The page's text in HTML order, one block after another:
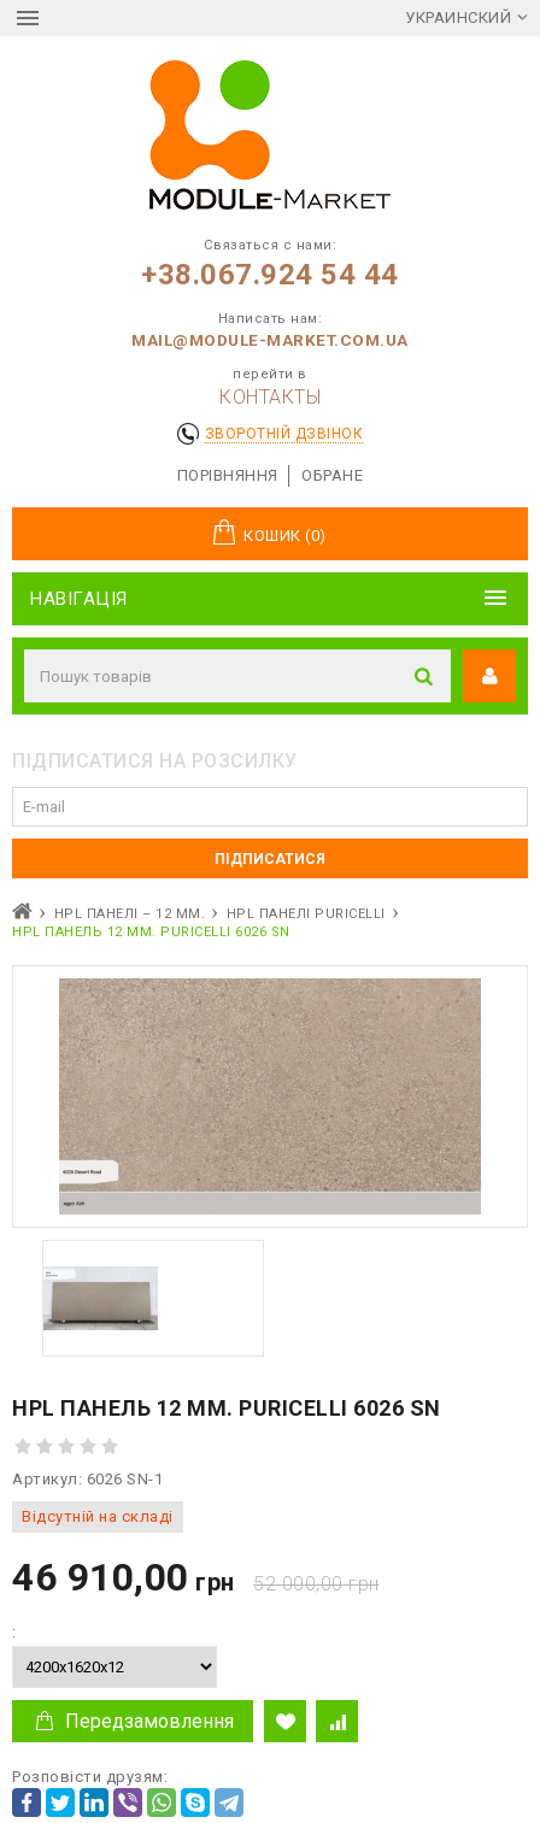
УКРАИНСКИЙ
Связаться с нами:
+38.067.924 54 44
Написать нам:
MAIL@MODULE-MARKET.COM.UA
перейти в
КОНТАКТЫ
ЗВОРОТНІЙ ДЗВІНОК
ПОРІВНЯННЯ ОБРАНЕ
КОШИК (0)
НАВІГАЦІЯ
ПІДПИСАТИСЯ НА РОЗСИЛКУ
HPL ПАНЕЛІ – 12 ММ.
HPL ПАНЕЛІ PURICELLI
HPL ПАНЕЛЬ 12 ММ. PURICELLI 6026 SN
HPL ПАНЕЛЬ 12 ММ. PURICELLI 6026 SN
Артикул: 6026 SN-1
Відсутній на складі
46 910,00 грн 52 000,00грн
:
Передзамовлення
Розповісти друзям: